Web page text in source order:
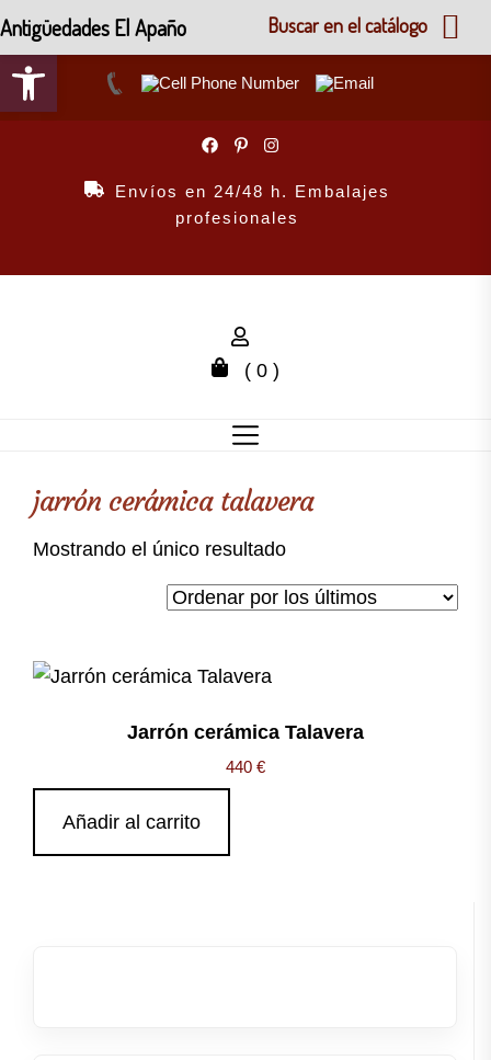
Abrir barra de herramientas
Envíos en 24/48 h. Embalajes
profesionales
( 0 )
jarrón cerámica talavera
Mostrando el único resultado
Jarrón cerámica Talavera
440 €
Añadir al carrito
Antigüedades El Apaño Buscar en el catálogo